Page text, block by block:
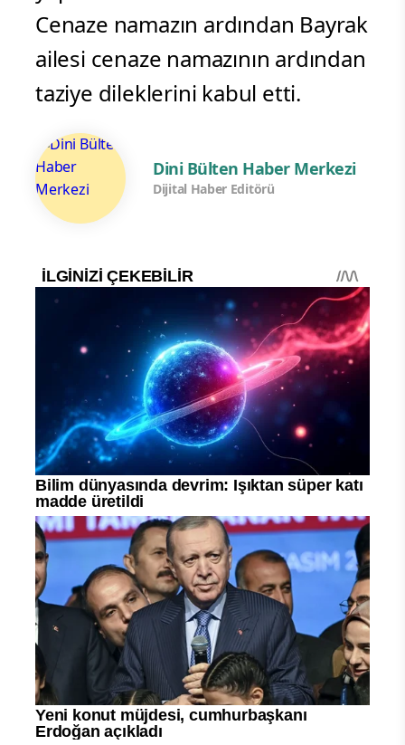
Cenaze namazın ardından Bayrak
ailesi cenaze namazının ardından
taziye dileklerini kabul etti.
Dini Bülten Haber Merkezi
Dijital Haber Editörü